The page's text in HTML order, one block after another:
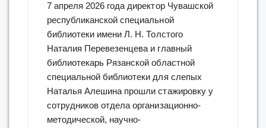
7 апреля 2026 года директор Чувашской
республиканской специальной
библиотеки имени Л. Н. Толстого
Наталия Перевезенцева и главный
библиотекарь Рязанской областной
специальной библиотеки для слепых
Наталья Алешина прошли стажировку у
сотрудников отдела организационно-
методической, научно-